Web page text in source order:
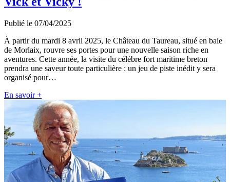
Publié le 07/04/2025
À partir du mardi 8 avril 2025, le Château du Taureau, situé en baie
de Morlaix, rouvre ses portes pour une nouvelle saison riche en
aventures. Cette année, la visite du célèbre fort maritime breton
prendra une saveur toute particulière : un jeu de piste inédit y sera
organisé pour…
En savoir +